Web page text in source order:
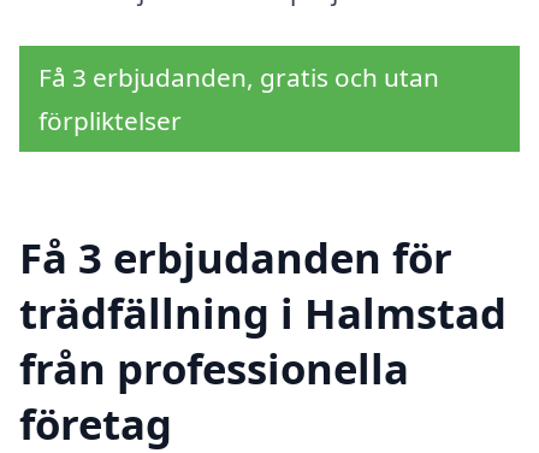
Få 3 erbjudanden, gratis och utan
förpliktelser
Få 3 erbjudanden för
trädfällning i Halmstad
från professionella
företag